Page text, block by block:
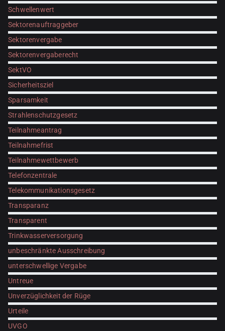
Schwellenwert
Sektorenauftraggeber
Sektorenvergabe
Sektorenvergaberecht
SektVO
Sicherheitsziel
Sparsamkeit
Strahlenschutzgesetz
Teilnahmeantrag
Teilnahmefrist
Teilnahmewettbewerb
Telefonzentrale
Telekommunikationsgesetz
Transparanz
Transparent
Trinkwasserversorgung
unbeschränkte Ausschreibung
unterschwellige Vergabe
Untreue
Unverzüglichkeit der Rüge
Urteile
UVGO